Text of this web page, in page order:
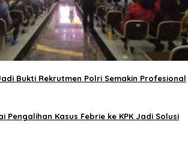
Bukti Rekrutmen Polri Semakin Profesional
Pengalihan Kasus Febrie ke KPK Jadi Solusi